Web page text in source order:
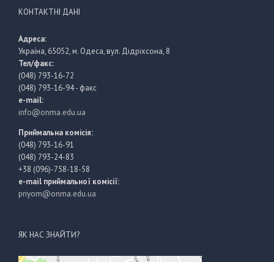
КОНТАКТНІ ДАНІ
Адреса:
Україна, 65052, м. Одеса, вул. Дідріхсона, 8
Тел/факс:
(048) 793-16-72
(048) 793-16-94 - факс
e-mail:
info@onma.edu.ua
Приймальна комісія:
(048) 793-16-91
(048) 793-24-83
+38 (096)-758-18-58
e-mail приймальної комісії:
priyom@onma.edu.ua
ЯК НАС ЗНАЙТИ?